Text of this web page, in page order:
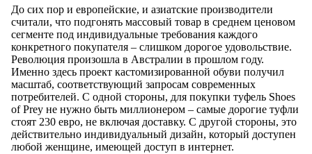
До сих пор и европейские, и азиатские производители
считали, что подгонять массовый товар в среднем ценовом
сегменте под индивидуальные требования каждого
конкретного покупателя – слишком дорогое удовольствие.
Революция произошла в Австралии в прошлом году.
Именно здесь проект кастомизированной обуви получил
масштаб, соответствующий запросам современных
потребителей. С одной стороны, для покупки туфель Shoes
of Prey не нужно быть миллионером – самые дорогие туфли
стоят 230 евро, не включая доставку. С другой стороны, это
действительно индивидуальный дизайн, который доступен
любой женщине, имеющей доступ в интернет.